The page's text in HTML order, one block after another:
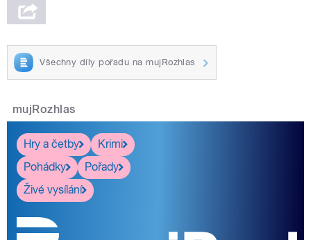
Všechny díly pořadu na mujRozhlas
mujRozhlas
Hry a četby
Krimi
Pohádky
Pořady
Živé vysílání